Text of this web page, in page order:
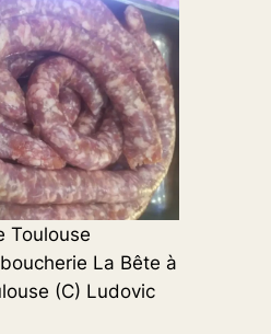
Toulouse
La Bête à
(C) Ludovic